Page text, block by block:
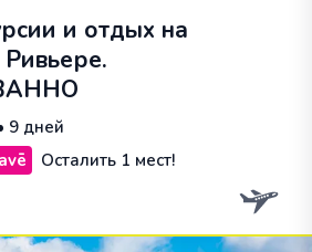
и отдых на
9 дней
Осталить 1 мест!